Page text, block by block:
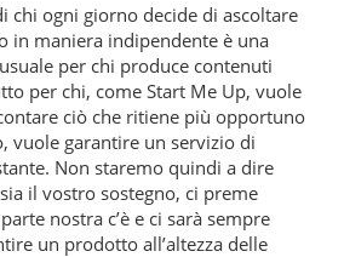
chi ogni giorno decide di ascoltare
in maniera indipendente è una
per chi produce contenuti
per chi, come Start Me Up, vuole
ciò che ritiene più opportuno
vuole garantire un servizio di
Non staremo quindi a dire
il vostro sostegno, ci preme
nostra c’è e ci sarà sempre
un prodotto all’altezza delle